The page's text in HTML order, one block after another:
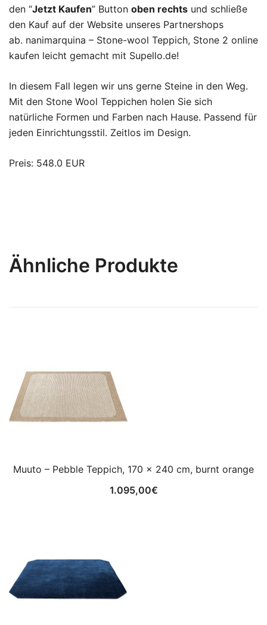
den “Jetzt Kaufen” Button oben rechts und schließe
den Kauf auf der Website unseres Partnershops
ab. nanimarquina – Stone-wool Teppich, Stone 2 online
kaufen leicht gemacht mit Supello.de!
In diesem Fall legen wir uns gerne Steine in den Weg.
Mit den Stone Wool Teppichen holen Sie sich
natürliche Formen und Farben nach Hause. Passend für
jeden Einrichtungsstil. Zeitlos im Design.
Preis: 548.0 EUR
Ähnliche Produkte
Muuto – Pebble Teppich, 170 x 240 cm, burnt orange
1.095,00€